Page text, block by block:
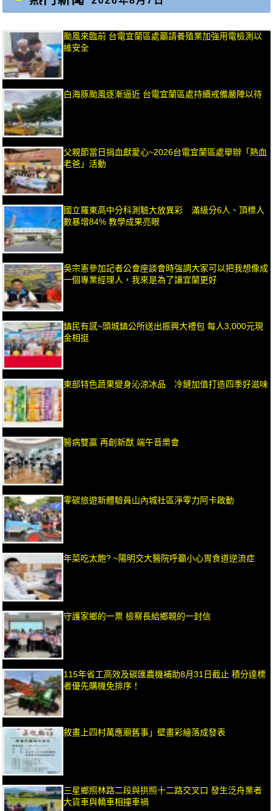
颱風來臨前 台電宜蘭區處籲請養殖業加強用電檢測以
維安全
白海豚颱風逐漸逼近 台電宜蘭區處持續戒備嚴陣以待
父親節當日捐血獻愛心~2026台電宜蘭區處舉辦「熱血
老爸」活動
國立羅東高中分科測驗大放異彩 滿級分6人、頂標人
數暴增84% 教學成果亮眼
吳宗憲參加記者公會座談會時強調大家可以把我想像成
一個專業經理人，我來是為了讓宜蘭更好
鎮民有感~頭城鎮公所送出振興大禮包 每人3,000元現
金相挺
東部特色蔬果變身沁涼冰品 冷鏈加值打造四季好滋味
醫病雙贏 再創新猷 端午音樂會
零碳旅遊新體驗員山內城社區淨零力阿卡啟動
年菜吃太飽? ~陽明交大醫院呼籲小心胃食道逆流症
守護家鄉的一票 檢察長給鄉親的一封信
115年省工高效及碳匯農機補助8月31日截止 積分達標
者優先購機免排序！
敘畫上四村萬應廟舊事」壁畫彩繪落成發表
三星鄉照林路二段與拱照十二路交叉口 發生泛舟業者
大貨車與轎車相撞車禍